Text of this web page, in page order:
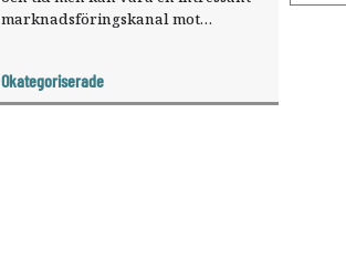
marknadsföringskanal mot
Okategoriserade